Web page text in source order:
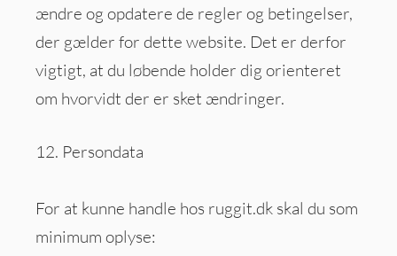
ændre og opdatere de regler og betingelser,
der gælder for dette website. Det er derfor
vigtigt, at du løbende holder dig orienteret
om hvorvidt der er sket ændringer.
12. Persondata
For at kunne handle hos ruggit.dk skal du som
minimum oplyse: